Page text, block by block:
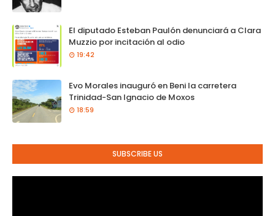
El diputado Esteban Paulón denunciará a Clara
Muzzio por incitación al odio
19:42
Evo Morales inauguró en Beni la carretera
Trinidad-San Ignacio de Moxos
18:59
SUBSCRIBE US